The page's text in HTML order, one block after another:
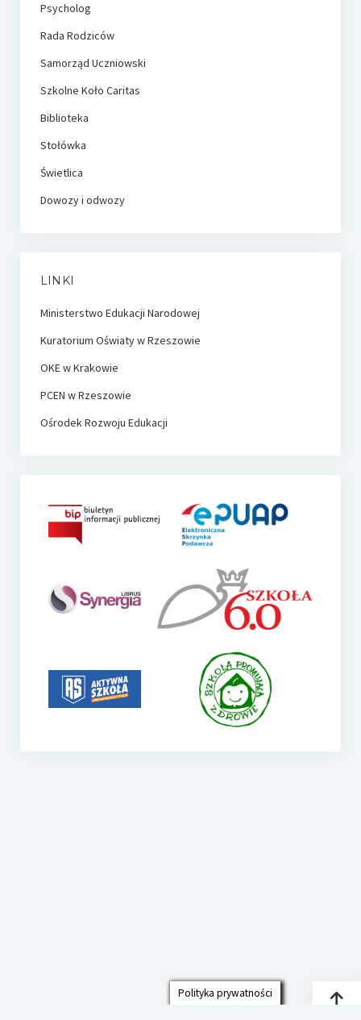
Psycholog
Rada Rodziców
Samorząd Uczniowski
Szkolne Koło Caritas
Biblioteka
Stołówka
Świetlica
Dowozy i odwozy
LINKI
Ministerstwo Edukacji Narodowej
Kuratorium Oświaty w Rzeszowie
OKE w Krakowie
PCEN w Rzeszowie
Ośrodek Rozwoju Edukacji
Polityka prywatności